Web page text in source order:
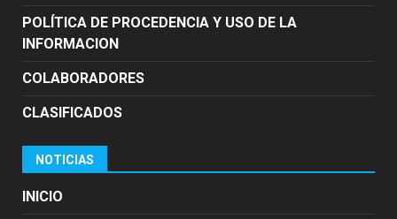
POLÍTICA DE PROCEDENCIA Y USO DE LA
INFORMACION
COLABORADORES
CLASIFICADOS
NOTICIAS
INICIO